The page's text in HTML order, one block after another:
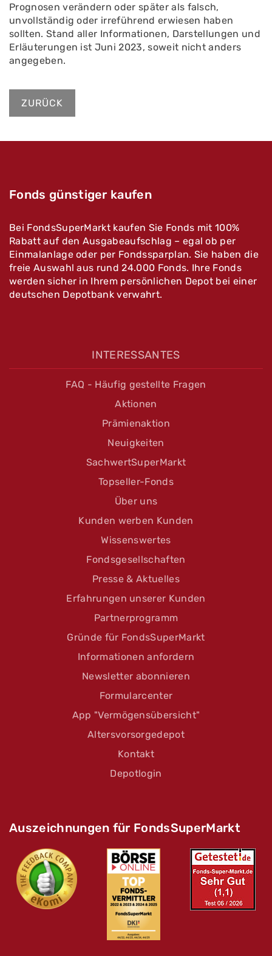
Prognosen verändern oder später als falsch,
unvollständig oder irreführend erwiesen haben
sollten. Stand aller Informationen, Darstellungen und
Erläuterungen ist Juni 2023, soweit nicht anders
angegeben.
ZURÜCK
Fonds günstiger kaufen
Bei FondsSuperMarkt kaufen Sie Fonds mit 100%
Rabatt auf den Ausgabeaufschlag – egal ob per
Einmalanlage oder per Fondssparplan. Sie haben die
freie Auswahl aus rund 24.000 Fonds. Ihre Fonds
werden sicher in Ihrem persönlichen Depot bei einer
deutschen Depotbank verwahrt.
INTERESSANTES
FAQ - Häufig gestellte Fragen
Aktionen
Prämienaktion
Neuigkeiten
SachwertSuperMarkt
Topseller-Fonds
Über uns
Kunden werben Kunden
Wissenswertes
Fondsgesellschaften
Presse & Aktuelles
Erfahrungen unserer Kunden
Partnerprogramm
Gründe für FondsSuperMarkt
Informationen anfordern
Newsletter abonnieren
Formularcenter
App "Vermögensübersicht"
Altersvorsorgedepot
Kontakt
Depotlogin
Auszeichnungen für FondsSuperMarkt